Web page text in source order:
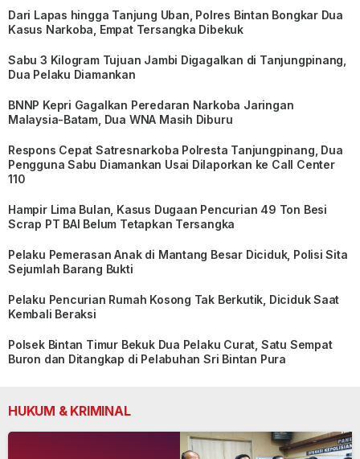
Dari Lapas hingga Tanjung Uban, Polres Bintan Bongkar Dua
Kasus Narkoba, Empat Tersangka Dibekuk
Sabu 3 Kilogram Tujuan Jambi Digagalkan di Tanjungpinang,
Dua Pelaku Diamankan
BNNP Kepri Gagalkan Peredaran Narkoba Jaringan
Malaysia-Batam, Dua WNA Masih Diburu
Respons Cepat Satresnarkoba Polresta Tanjungpinang, Dua
Pengguna Sabu Diamankan Usai Dilaporkan ke Call Center
110
Hampir Lima Bulan, Kasus Dugaan Pencurian 49 Ton Besi
Scrap PT BAI Belum Tetapkan Tersangka
Pelaku Pemerasan Anak di Mantang Besar Diciduk, Polisi Sita
Sejumlah Barang Bukti
Pelaku Pencurian Rumah Kosong Tak Berkutik, Diciduk Saat
Kembali Beraksi
Polsek Bintan Timur Bekuk Dua Pelaku Curat, Satu Sempat
Buron dan Ditangkap di Pelabuhan Sri Bintan Pura
HUKUM & KRIMINAL